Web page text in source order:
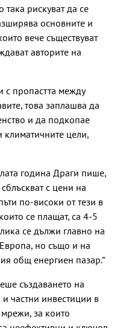
така рискуват да се
основните и
вече съществуват
авторите на
с пропастта между
това заплашва да
и да подкопае
климатичните цели,
година Драги пише,
с цени на
по-високи от тези в
се плащат, са 4-5
се дължи главно на
но също и на
общ енергиен пазар.“
създаването на
частни инвестиции в
за които